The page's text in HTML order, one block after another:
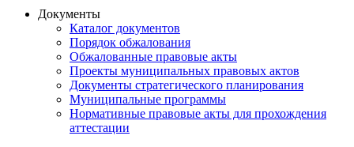
Документы
Каталог документов
Порядок обжалования
Обжалованные правовые акты
Проекты муниципальных правовых актов
Документы стратегического планирования
Муниципальные программы
Нормативные правовые акты для прохождения
аттестации